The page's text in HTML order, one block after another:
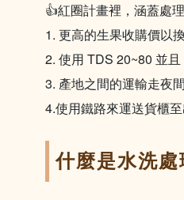
👍紅圈計畫裡，涵蓋處
1. 更高的生果收購價以
2. 使用 TDS 20~80 並
3. 產地之間的運輸走夜
4.使用鐵路來運送貨櫃
什麼是水洗處